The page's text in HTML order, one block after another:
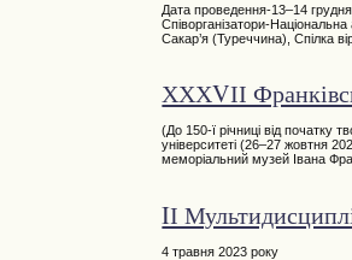
Дата проведення-13–14
Співорганізатори-
Сакар’я (Туреччина), Спілка
ХХХVІІ
(До 150-ї річниці від початку
університеті (26–27 жовтня
меморіальний музей Івана
IІ
4 травня 2023 року